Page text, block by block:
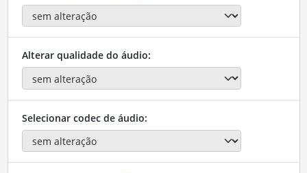
Alterar qualidade do áudio:
Selecionar codec de áudio: